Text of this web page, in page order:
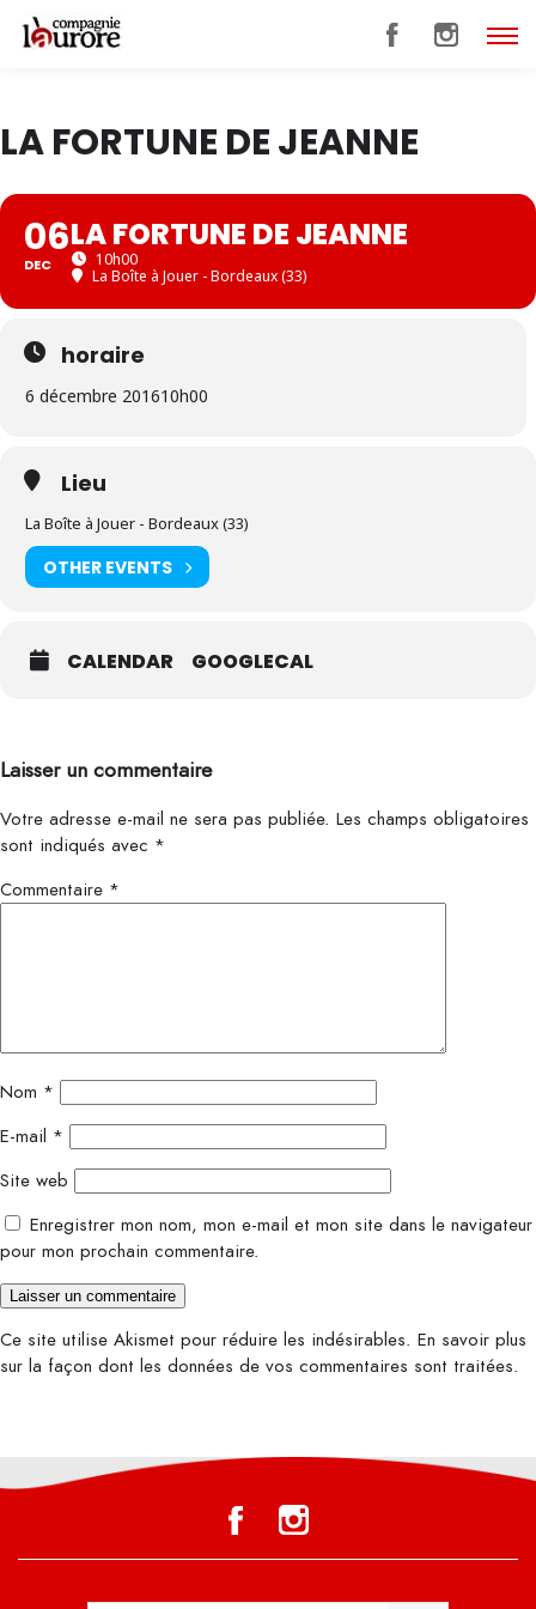
LA FORTUNE DE JEANNE
06
DEC
LA FORTUNE DE JEANNE
10h00
La Boîte à Jouer - Bordeaux (33)
horaire
6 décembre 201610h00
Lieu
La Boîte à Jouer - Bordeaux (33)
OTHER EVENTS
CALENDAR GOOGLECAL
Laisser un commentaire
Votre adresse e-mail ne sera pas publiée. Les champs obligatoires
sont indiqués avec *
Commentaire *
Nom *
E-mail *
Site web
Enregistrer mon nom, mon e-mail et mon site dans le navigateur
pour mon prochain commentaire.
Ce site utilise Akismet pour réduire les indésirables. En savoir plus
sur la façon dont les données de vos commentaires sont traitées.